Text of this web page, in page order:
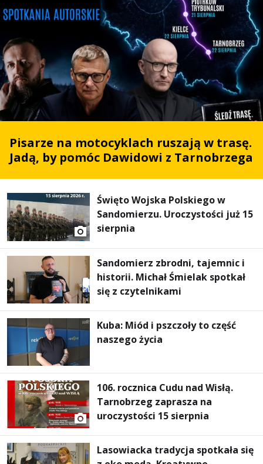
Pisarze na motocyklach ruszają w trasę.
Jadą, by pomóc Dawidowi z Tarnobrzega
Święto Wojska Polskiego w
Sandomierzu. Uroczystości już 15
sierpnia
Sandomierz zbrodni, tajemnic i
historii. Michał Śmielak spotkał
się z czytelnikami
Kuba: Miód i pszczoły to część
naszego życia
106. rocznica Cudu nad Wisłą.
Tarnobrzeg zaprasza na
uroczystości 15 sierpnia
Lasowiacka tradycja spotkała się